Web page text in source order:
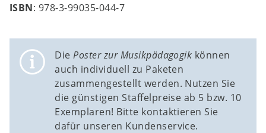
ISBN: 978-3-99035-044-7
DiePoster zur Musikpädagogik können
auch individuell zu Paketen
zusammengestellt werden. Nutzen Sie
die günstigen Staffelpreise ab 5 bzw. 10
Exemplaren! Bitte kontaktieren Sie
dafür unseren Kundenservice.